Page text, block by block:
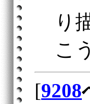
り
こ
[9208